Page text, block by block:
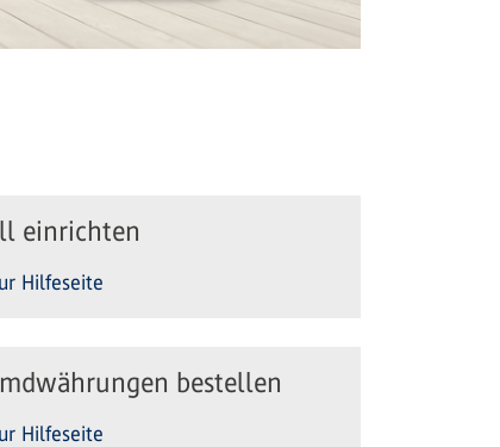
einrichten
Hilfeseite
bestellen
Hilfeseite